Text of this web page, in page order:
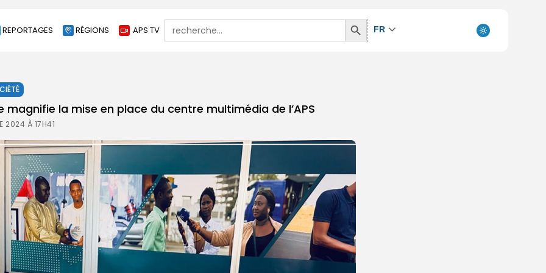
REPORTAGES RÉGIONS APS TV
Search
for:
Search
Button
FR
magnifie la mise en place du centre multimédia de l’APS
2024 À 17H41